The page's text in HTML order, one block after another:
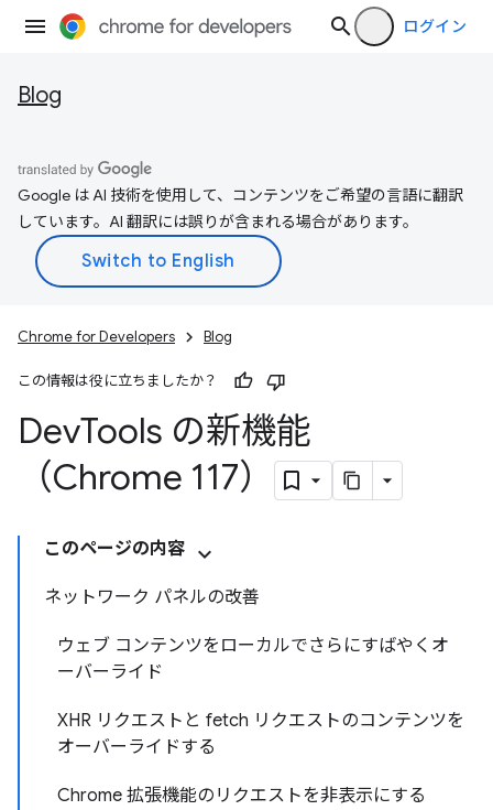
ログイン
Blog
Google は AI 技術を使用して、コンテンツをご希望の言語に翻訳
しています。AI 翻訳には誤りが含まれる場合があります。
Chrome for Developers Blog
この情報は役に立ちましたか？
DevTools の新機能
（Chrome 117）
このページの内容
ネットワーク パネルの改善
ウェブ コンテンツをローカルでさらにすばやくオ
ーバーライド
XHR リクエストと fetch リクエストのコンテンツを
オーバーライドする
Chrome 拡張機能のリクエストを非表示にする